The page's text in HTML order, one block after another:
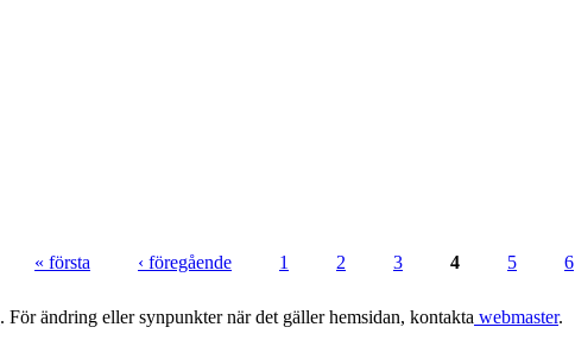
« första ‹ föregående 1 2 3 4 5 6
. För ändring eller synpunkter när det gäller hemsidan, kontakta webmaster.